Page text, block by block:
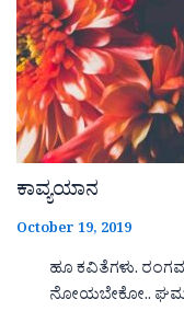
ಕಾವ್ಯಯಾನ
October 19, 2019
ಹೂ ಕವಿತೆಗಳು.
ನೋಯಬೇಕೋ.. ಘಮ